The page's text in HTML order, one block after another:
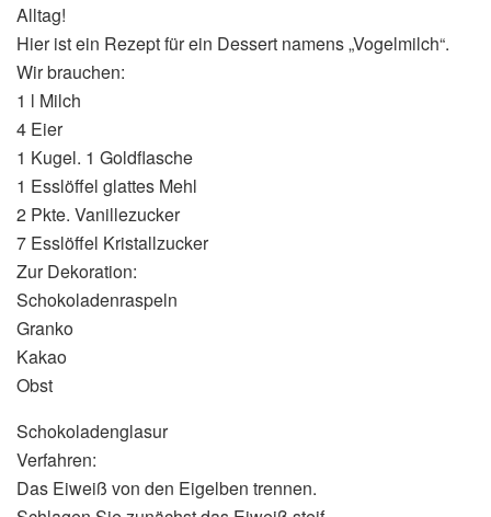
Alltag!
Hier ist ein Rezept für ein Dessert namens „Vogelmilch“.
Wir brauchen:
1 l Milch
4 Eier
1 Kugel. 1 Goldflasche
1 Esslöffel glattes Mehl
2 Pkte. Vanillezucker
7 Esslöffel Kristallzucker
Zur Dekoration:
Schokoladenraspeln
Granko
Kakao
Obst
Schokoladenglasur
Verfahren:
Das Eiweiß von den Eigelben trennen.